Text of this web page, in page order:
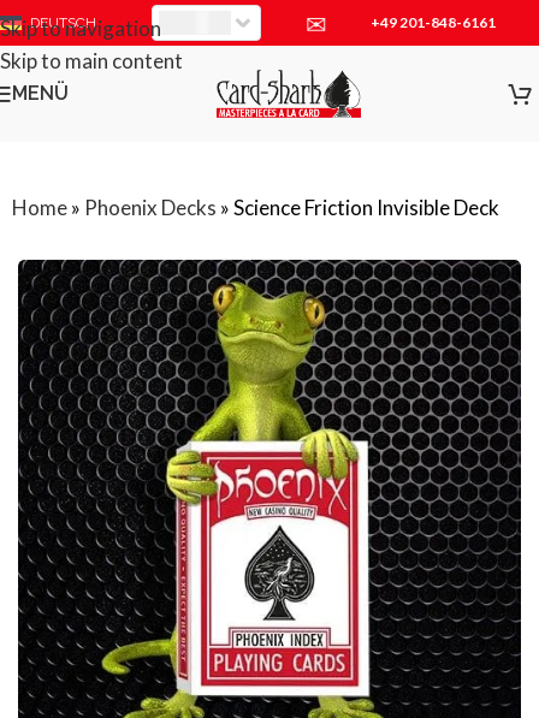
Skip to navigation
Skip to main content
DEUTSCH ✉ +49 201-848-6161
MENÜ
Home» Phoenix Decks »Science Friction Invisible Deck